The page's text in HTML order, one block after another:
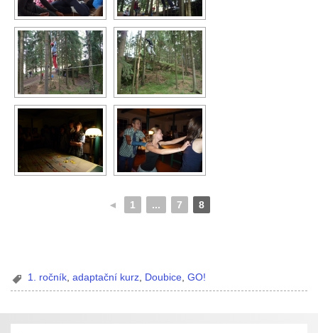
◄ 1 ... 7 8
1. ročník,adaptační kurz, Doubice,GO!